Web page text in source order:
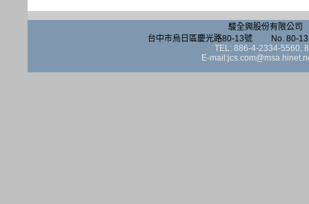
駿全興股份有限公司
台中市烏日區慶光路80-13號 No. 80-13,
TEL: 886-4-2334-5560,
E-